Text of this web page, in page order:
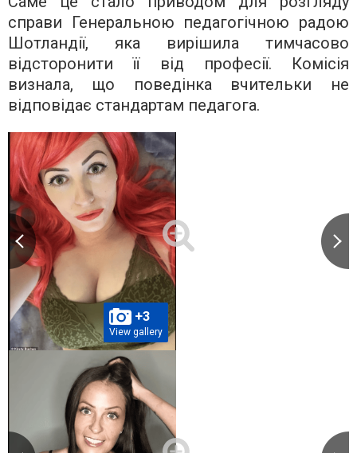
справи Генеральною педагогічною радою
Шотландії, яка вирішила тимчасово
відсторонити її від професії. Комісія
визнала, що поведінка вчительки не
відповідає стандартам педагога.
+3
View gallery